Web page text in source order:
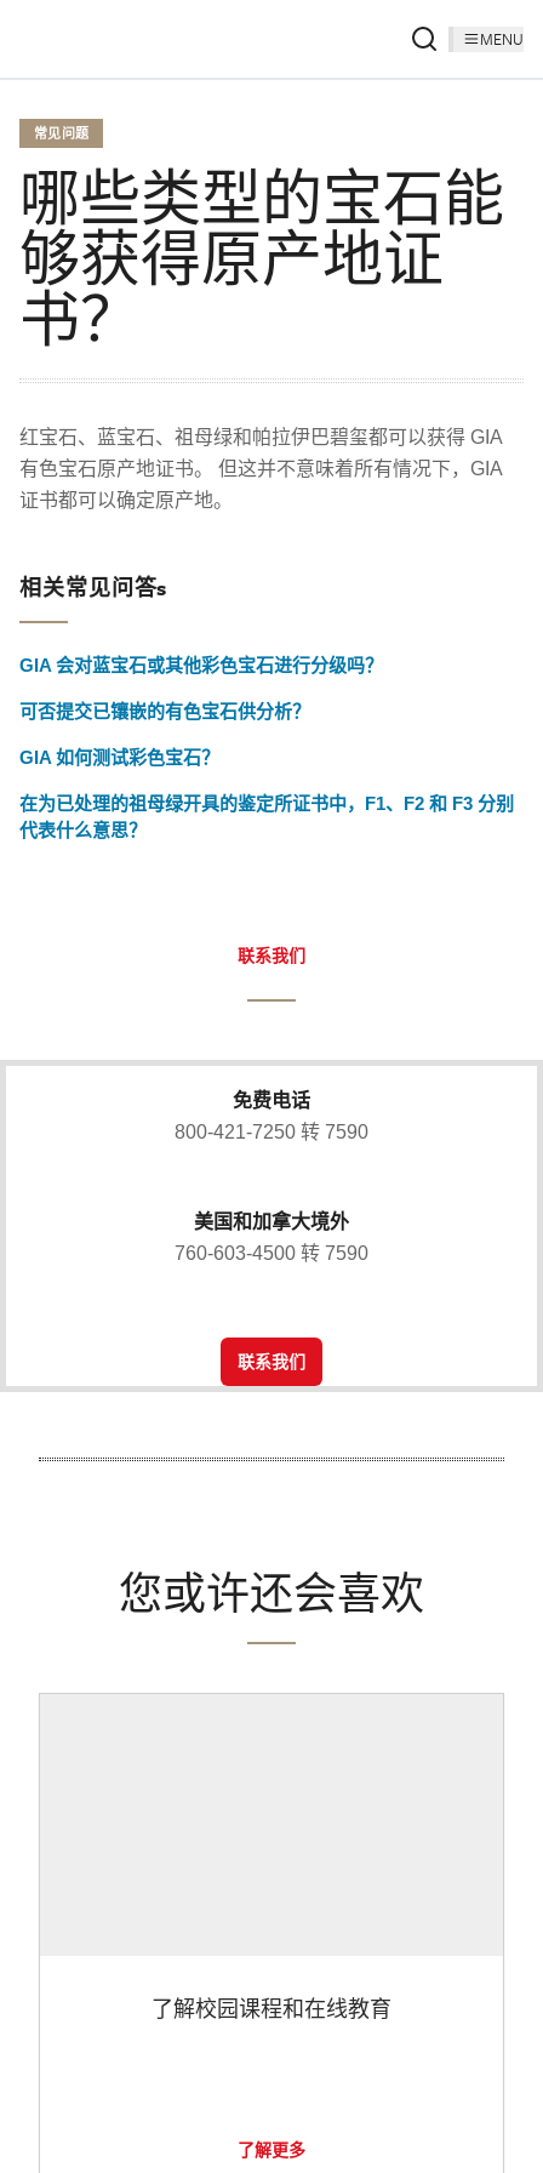
MENU
常见问题
哪些类型的宝石能
够获得原产地证
书？
红宝石、蓝宝石、祖母绿和帕拉伊巴碧玺都可以获得 GIA
有色宝石原产地证书。 但这并不意味着所有情况下，GIA
证书都可以确定原产地。
相关常见问答s
GIA 会对蓝宝石或其他彩色宝石进行分级吗？
可否提交已镶嵌的有色宝石供分析？
GIA 如何测试彩色宝石？
在为已处理的祖母绿开具的鉴定所证书中，F1、F2 和 F3 分别
代表什么意思？
联系我们
免费电话
800-421-7250 转 7590
美国和加拿大境外
760-603-4500 转 7590
联系我们
您或许还会喜欢
了解校园课程和在线教育
了解更多